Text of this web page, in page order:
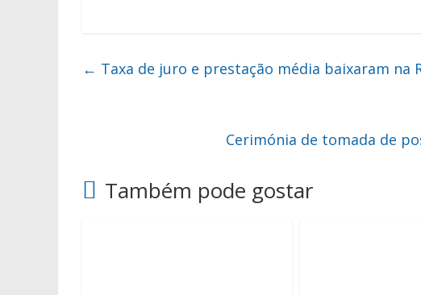
← Taxa de juro e prestação média baixaram na
Cerimónia de tomada de
Também pode gostar